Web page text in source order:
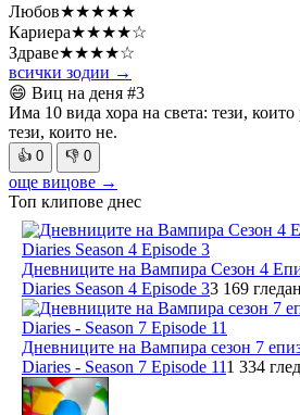
Любов★★★★★
Кариера★★★★☆
Здраве★★★★☆
всички зодии →
😄 Виц на деня #3
Има 10 вида хора на света: тези,
тези, които не.
👍 0 👎 0
още вицове →
Топ клипове днес
Дневниците на Вампира Сезон 4
Diaries Season 4 Episode 33 169
Дневниците на Вампира сезон 7
Diaries - Season 7 Episode 111 334